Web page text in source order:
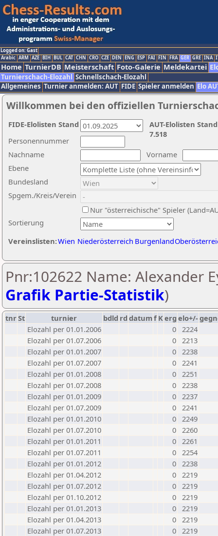
Logged on: Gast
Arabic ARM AZE BIH BUL CAT CHN CRO CZE DEN ENG ESP FAI FIN FRA GER GRE INA
Home TurnierDB Meisterschaft Foto-Galerie Meldekartei
Turnierschach-Elozahl Schnellschach-Elozahl
Allgemeines Turnier anmelden: AUT FIDE Spieler anmelden Elo
Willkommen bei den offiziellen
Nachname
Vorname
Ebene
Sortierung
Personennummer
Bundesland
Spgem./Kreis/Verein
Nur "österreichische" Spieler
Vereinslisten:Wien Niederösterreich Burgenland
AUT-Elolisten
7.518
FIDE-Elolisten Stand
Pnr:102622 Name: Alexander
Grafik Partie-Statistik)
tnrSt turnier bdld rd datumf Kerg elo+/-
Elozahl per 01.01.2006
0 2224
Elozahl per 01.07.2006
0 2213
Elozahl per 01.01.2007
0 2238
Elozahl per 01.07.2007
0 2241
Elozahl per 01.01.2008
0 2251
Elozahl per 01.07.2008
0 2238
Elozahl per 01.01.2009
0 2237
Elozahl per 01.07.2009
0 2241
Elozahl per 01.01.2010
0 2249
Elozahl per 01.07.2010
0 2260
Elozahl per 01.01.2011
0 2261
Elozahl per 01.07.2011
0 2254
Elozahl per 01.01.2012
0 2238
Elozahl per 01.04.2012
0 2219
Elozahl per 01.07.2012
0 2219
Elozahl per 01.10.2012
0 2219
Elozahl per 01.01.2013
0 2219
Elozahl per 01.04.2013
0 2219
Elozahl per 01.07.2013
0 2219